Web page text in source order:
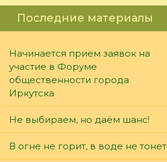
Последние материалы
Начинается прием заявок на
участие в Форуме
общественности города
Иркутска
Не выбираем, но даём шанс!
В огне не горит, в воде не тонет